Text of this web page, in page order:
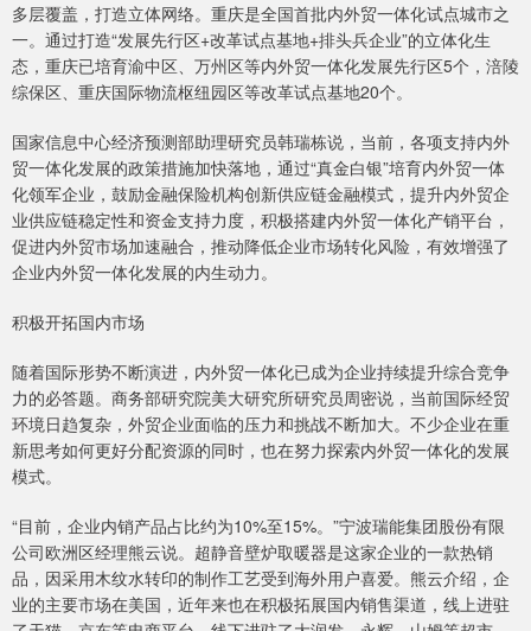
多层覆盖，打造立体网络。重庆是全国首批内外贸一体化试点城市之
一。通过打造“发展先行区+改革试点基地+排头兵企业”的立体化生
态，重庆已培育渝中区、万州区等内外贸一体化发展先行区5个，涪陵
综保区、重庆国际物流枢纽园区等改革试点基地20个。
国家信息中心经济预测部助理研究员韩瑞栋说，当前，各项支持内外
贸一体化发展的政策措施加快落地，通过“真金白银”培育内外贸一体
化领军企业，鼓励金融保险机构创新供应链金融模式，提升内外贸企
业供应链稳定性和资金支持力度，积极搭建内外贸一体化产销平台，
促进内外贸市场加速融合，推动降低企业市场转化风险，有效增强了
企业内外贸一体化发展的内生动力。
积极开拓国内市场
随着国际形势不断演进，内外贸一体化已成为企业持续提升综合竞争
力的必答题。商务部研究院美大研究所研究员周密说，当前国际经贸
环境日趋复杂，外贸企业面临的压力和挑战不断加大。不少企业在重
新思考如何更好分配资源的同时，也在努力探索内外贸一体化的发展
模式。
“目前，企业内销产品占比约为10%至15%。”宁波瑞能集团股份有限
公司欧洲区经理熊云说。超静音壁炉取暖器是这家企业的一款热销
品，因采用木纹水转印的制作工艺受到海外用户喜爱。熊云介绍，企
业的主要市场在美国，近年来也在积极拓展国内销售渠道，线上进驻